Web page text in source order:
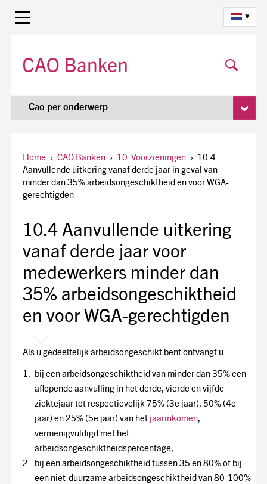
▾
Cao per onderwerp
Home › CAO Banken › 10. Voorzieningen › 10.4
Aanvullende uitkering vanaf derde jaar in geval van
minder dan 35% arbeidsongeschiktheid en voor WGA-
gerechtigden
10.4 Aanvullende uitkering
vanaf derde jaar voor
medewerkers minder dan
35% arbeidsongeschiktheid
en voor WGA-gerechtigden
Als u gedeeltelijk arbeidsongeschikt bent ontvangt u:
bij een arbeidsongeschiktheid van minder dan 35% een
aflopende aanvulling in het derde, vierde en vijfde
ziektejaar tot respectievelijk 75% (3e jaar), 50% (4e
jaar) en 25% (5e jaar) van het jaarinkomen,
vermenigvuldigd met het
arbeidsongeschiktheidspercentage;
bij een arbeidsongeschiktheid tussen 35 en 80% of bij
een niet-duurzame arbeidsongeschiktheid van 80-100%